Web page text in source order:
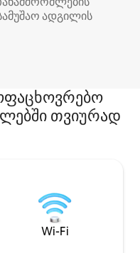
ადგილის
თვიურად
Wi-Fi